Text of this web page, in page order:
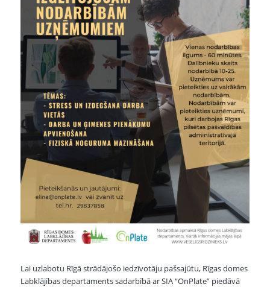
Lai uzlabotu Rīgā strādājošo iedzīvotāju pašsajūtu, Rīgas domes
Labklājības departaments sadarbībā ar SIA “OnPlate” piedāvā